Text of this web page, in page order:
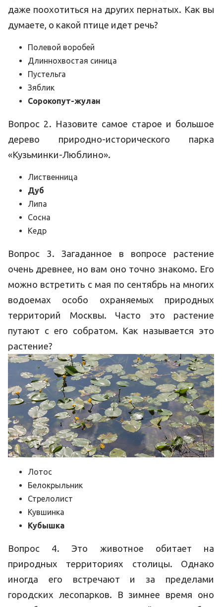
даже поохотиться на других пернатых. Как вы
думаете, о какой птице идет речь?
Полевой воробей
Длиннохвостая синица
Пустельга
Зяблик
Сорокопут-жулан
Вопрос 2. Назовите самое старое и большое
дерево природно-исторического парка
«Кузьминки-Люблино».
Лиственница
Дуб
Липа
Сосна
Кедр
Вопрос 3. Загаданное в вопросе растение
очень древнее, но вам оно точно знакомо. Его
можно встретить с мая по сентябрь на многих
водоемах особо охраняемых природных
территорий Москвы. Часто это растение
путают с его собратом. Как называется это
растение?
Лотос
Белокрыльник
Стрелолист
Кувшинка
Кубышка
Вопрос 4. Это животное обитает на
природных территориях столицы. Однако
иногда его встречают и за пределами
городских лесопарков. В зимнее время оно